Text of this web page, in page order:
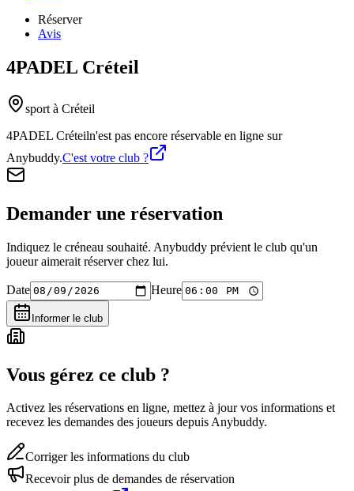
Réserver
Avis
4PADEL Créteil
sport à Créteil
4PADEL Créteiln'est pas encore réservable en ligne sur
Anybuddy.C'est votre club ?
Demander une réservation
Indiquez le créneau souhaité. Anybuddy prévient le club qu'un
joueur aimerait réserver chez lui.
Date Heure
Informer le club
Vous gérez ce club ?
Activez les réservations en ligne, mettez à jour vos informations et
recevez les demandes des joueurs depuis Anybuddy.
Corriger les informations du club
Recevoir plus de demandes de réservation